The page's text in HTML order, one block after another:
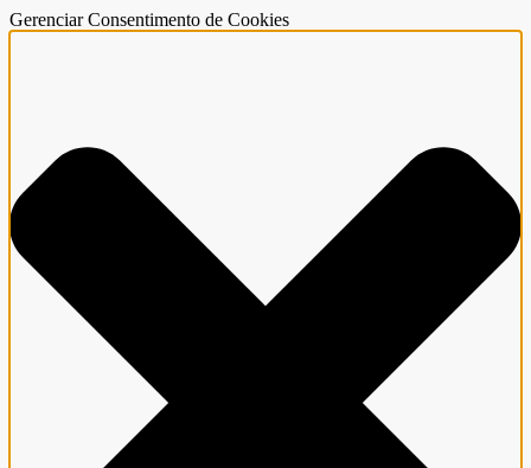
Gerenciar Consentimento de Cookies